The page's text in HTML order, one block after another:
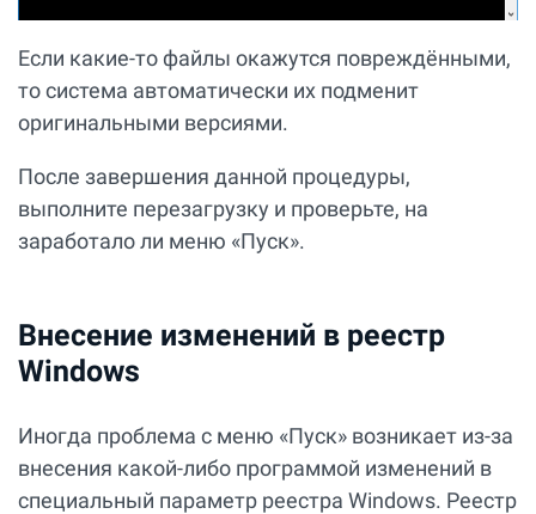
Если какие-то файлы окажутся повреждёнными,
то система автоматически их подменит
оригинальными версиями.
После завершения данной процедуры,
выполните перезагрузку и проверьте, на
заработало ли меню «Пуск».
Внесение изменений в реестр
Windows
Иногда проблема с меню «Пуск» возникает из-за
внесения какой-либо программой изменений в
специальный параметр реестра Windows. Реестр